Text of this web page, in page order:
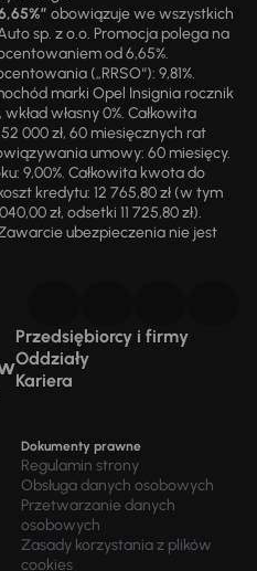
obowiązuje we wszystkich
sp. z o.o. Promocja polega na
od 6,65%.
(„RRSO“): 9,81%.
marki Opel Insignia rocznik
własny 0%. Całkowita
000 zł, 60 miesięcznych rat
umowy: 60 miesięcy.
9,00%. Całkowita kwota do
kredytu: 12 765,80 zł (w tym
zł, odsetki 11 725,80 zł).
ubezpieczenia nie jest
Przedsiębiorcy i firmy
Oddziały
Kariera
Dokumenty prawne
Regulamin strony
Obsługa danych osobowych
Przetwarzanie danych
osobowych
Zasady korzystania z plików
cookies